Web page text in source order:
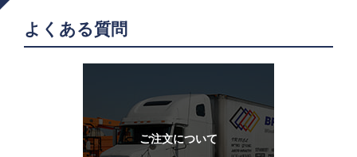
よくある質問